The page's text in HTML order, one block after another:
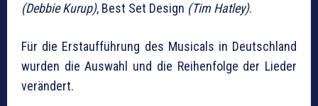
(Debbie Kurup), Best Set Design (Tim Hatley).
Für die Erstaufführung des Musicals in Deutschland
wurden die Auswahl und die Reihenfolge der Lieder
verändert.